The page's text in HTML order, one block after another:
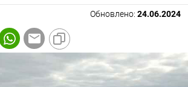
Обновлено: 24.06.2024